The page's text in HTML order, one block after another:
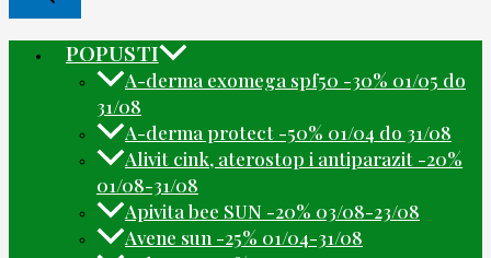
POPUSTI
A-derma exomega spf50 -30% 01/05 do
31/08
A-derma protect -50% 01/04 do 31/08
Alivit cink, aterostop i antiparazit -20%
01/08-31/08
Apivita bee SUN -20% 03/08-23/08
Avene sun -25% 01/04-31/08